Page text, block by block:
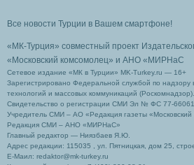
Все новости Турции в Вашем смартфоне!
«МК-Турция» совместный проект
«Московский комсомолец» и АНО «МИРНаС
Сетевое издание «МК в Турции» MK-Turkey.ru — 16+
Зарегистрировано Федеральной службой по
технологий и массовых коммуникаций (Роскомнадзор).
Свидетельство о регистрации СМИ Эл № ФС 77-66061
Учредитель СМИ – АО «Редакция газеты
Редакция СМИ – АНО «МИРНаС»
Главный редактор — Ниязбаев Я.Ю.
Адрес редакции: 115035 , ул. Пятницкая, дом 25,
Е-Маил: redaktor@mk-turkey.ru